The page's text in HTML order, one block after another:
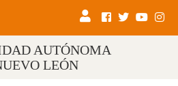
AUTÓNOMA
LEÓN